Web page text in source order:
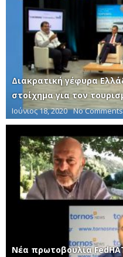
Διακρατική γέφυρα
στοίχημα για τον
Ιούνιος 18, 2020 No Comments
Νέα πρωτοβουλία